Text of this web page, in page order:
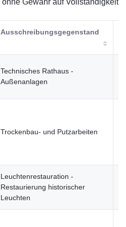
ohne Gewähr auf Vollständigkeit
Ausschreibungsgegenstand
Technisches Rathaus -
Außenanlagen
Trockenbau- und Putzarbeiten
Leuchtenrestauration -
Restaurierung historischer
Leuchten